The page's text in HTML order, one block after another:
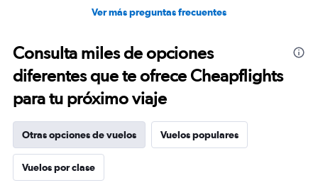
Ver más preguntas frecuentes
Consulta miles de opciones
diferentes que te ofrece Cheapflights
para tu próximo viaje
Otras opciones de vuelos Vuelos populares
Vuelos por clase